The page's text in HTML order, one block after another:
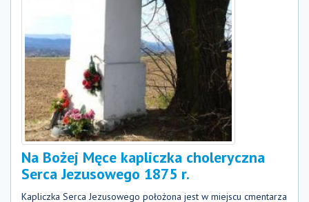
Na Bożej Męce kapliczka choleryczna
Serca Jezusowego 1875 r.
Kapliczka Serca Jezusowego położona jest w miejscu cmentarza